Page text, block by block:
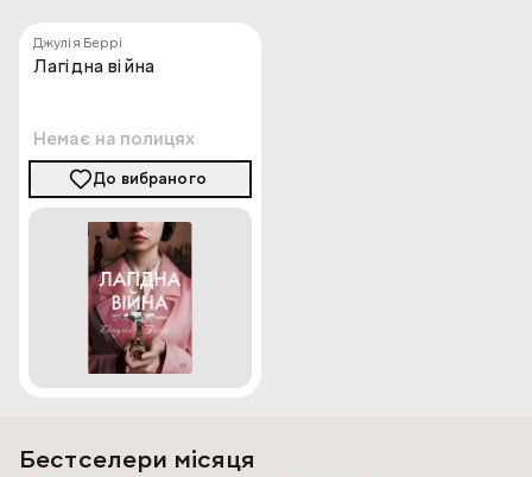
Джулія Беррі
Лагідна війна
Немає на полицях
До вибраного
Бестселери місяця